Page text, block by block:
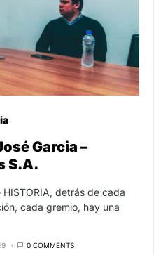
Garcia –
S.A.
detrás de cada
cada gremio, hay una
0 COMMENTS